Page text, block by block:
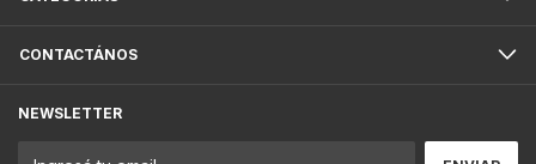
CONTACTÁNOS
NEWSLETTER